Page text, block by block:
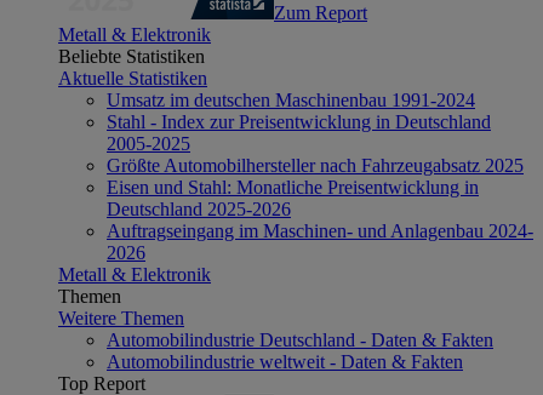
Zum Report
Metall & Elektronik
Beliebte Statistiken
Aktuelle Statistiken
Umsatz im deutschen Maschinenbau 1991-2024
Stahl - Index zur Preisentwicklung in Deutschland
2005-2025
Größte Automobilhersteller nach Fahrzeugabsatz 2025
Eisen und Stahl: Monatliche Preisentwicklung in
Deutschland 2025-2026
Auftragseingang im Maschinen- und Anlagenbau 2024-
2026
Metall & Elektronik
Themen
Weitere Themen
Automobilindustrie Deutschland - Daten & Fakten
Automobilindustrie weltweit - Daten & Fakten
Top Report